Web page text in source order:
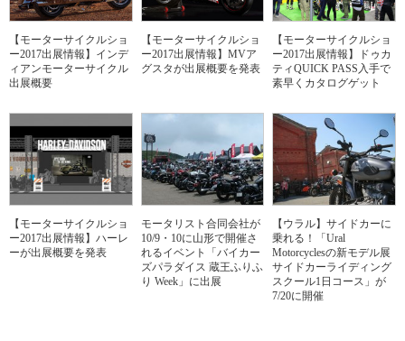
【モーターサイクルショ
ー2017出展情報】インデ
ィアンモーターサイクル
出展概要
【モーターサイクルショ
ー2017出展情報】MVア
グスタが出展概要を発表
【モーターサイクルショ
ー2017出展情報】ドゥカ
ティQUICK PASS入手で
素早くカタログゲット
【モーターサイクルショ
ー2017出展情報】ハーレ
ーが出展概要を発表
モータリスト合同会社が
10/9・10に山形で開催さ
れるイベント「バイカー
ズパラダイス 蔵王ふりふ
り Week」に出展
【ウラル】サイドカーに
乗れる！「Ural
Motorcyclesの新モデル展
サイドカーライディング
スクール1日コース」が
7/20に開催